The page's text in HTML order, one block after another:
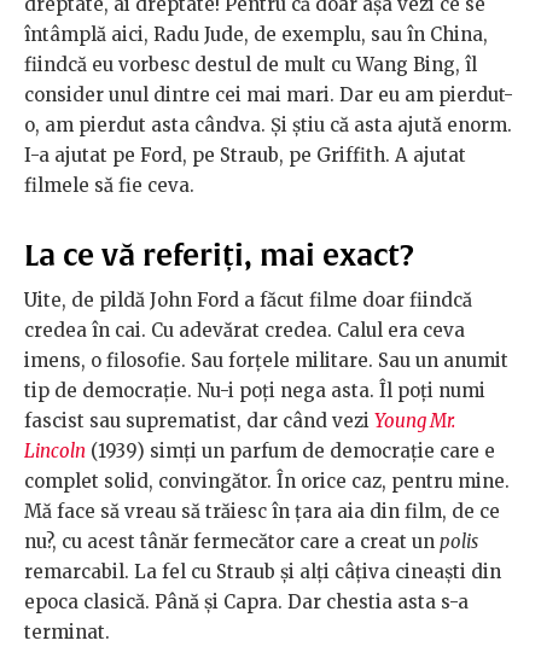
dreptate, ai dreptate! Pentru că doar așa vezi ce se
întâmplă aici, Radu Jude, de exemplu, sau în China,
fiindcă eu vorbesc destul de mult cu Wang Bing, îl
consider unul dintre cei mai mari. Dar eu am pierdut-
o, am pierdut asta cândva. Și știu că asta ajută enorm.
I-a ajutat pe Ford, pe Straub, pe Griffith. A ajutat
filmele să fie ceva.
La ce vă referiți, mai exact?
Uite, de pildă John Ford a făcut filme doar fiindcă
credea în cai. Cu adevărat credea. Calul era ceva
imens, o filosofie. Sau forțele militare. Sau un anumit
tip de democrație. Nu-i poți nega asta. Îl poți numi
fascist sau suprematist, dar când vezi Young Mr.
Lincoln (1939) simți un parfum de democrație care e
complet solid, convingător. În orice caz, pentru mine.
Mă face să vreau să trăiesc în țara aia din film, de ce
nu?, cu acest tânăr fermecător care a creat un polis
remarcabil. La fel cu Straub și alți câțiva cineaști din
epoca clasică. Până și Capra. Dar chestia asta s-a
terminat.